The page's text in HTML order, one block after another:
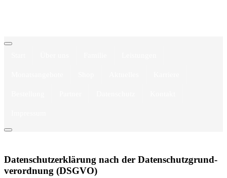
Datenschutzerklärung nach der Datenschutzgrund­
verordnung ­(DSGVO)